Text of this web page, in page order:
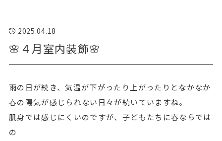
2025.04.18
🌸４月室内装飾🌸
雨の日が続き、気温が下がったり上がったりとなかなか
春の陽気が感じられない日々が続いていますね。
肌身では感じにくいのですが、子どもたちに春ならでは
の